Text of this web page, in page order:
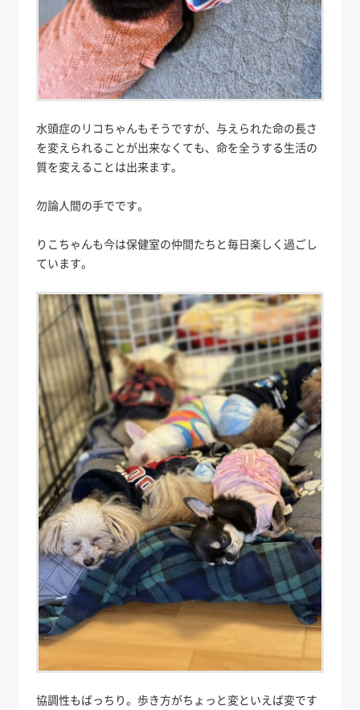
水頭症のリコちゃんもそうですが、与えられた命の長さ
を変えられることが出来なくても、命を全うする生活の
質を変えることは出来ます。
勿論人間の手でです。
りこちゃんも今は保健室の仲間たちと毎日楽しく過ごし
ています。
協調性もばっちり。歩き方がちょっと変といえば変です